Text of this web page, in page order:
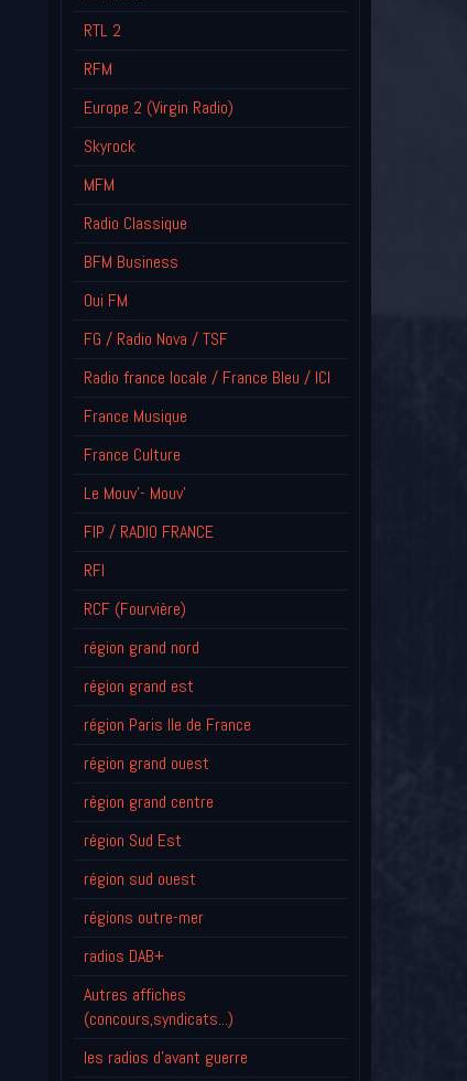
RTL 2
RFM
Europe 2 (Virgin Radio)
Skyrock
MFM
Radio Classique
BFM Business
Oui FM
FG / Radio Nova / TSF
Radio france locale / France Bleu / ICI
France Musique
France Culture
Le Mouv'- Mouv'
FIP / RADIO FRANCE
RFI
RCF (Fourvière)
région grand nord
région grand est
région Paris Ile de France
région grand ouest
région grand centre
région Sud Est
région sud ouest
régions outre-mer
radios DAB+
Autres affiches
(concours,syndicats...)
les radios d'avant guerre